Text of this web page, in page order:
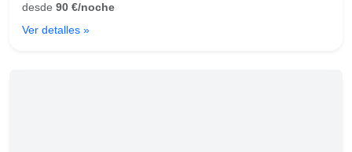
desde 90 €/noche
Ver detalles »